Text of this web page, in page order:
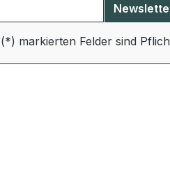
markierten Felder sind